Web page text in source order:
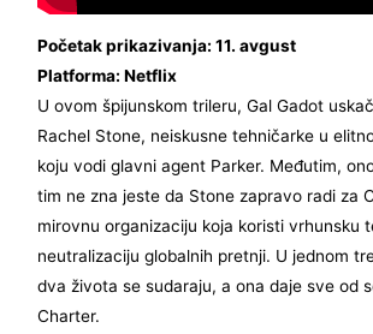
Početak prikazivanja: 11. avgust
Platforma: Netflix
U ovom špijunskom trileru, Gal Gadot
Rachel Stone, neiskusne tehničarke u
koju vodi glavni agent Parker. Međutim,
tim ne zna jeste da Stone zapravo radi za
mirovnu organizaciju koja koristi vrhunsku
neutralizaciju globalnih pretnji. U jednom
dva života se sudaraju, a ona daje sve od
Charter.